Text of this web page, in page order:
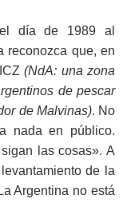
día de 1989 al
reconozca que, en
(NdA: una zona
de pescar
de Malvinas). No
nada en público.
las cosas». A
de la
Argentina no está